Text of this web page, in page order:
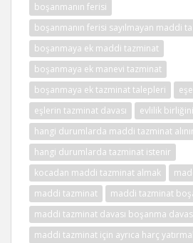
boşanmanın ferisi
boşanmanın ferisi sayılmayan maddi
boşanmaya ek maddi tazminat
boşanmaya ek manevi tazminat
boşanmaya ek tazminat talepleri
eşlerin tazminat davası
evlilik
hangi durumlarda maddi tazminat alınır
hangi durumlarda tazminat istenir
kocadan maddi tazminat almak
maddi tazminat
maddi tazminat
maddi tazminat davası boşanma
maddi tazminat için ayrıca harç